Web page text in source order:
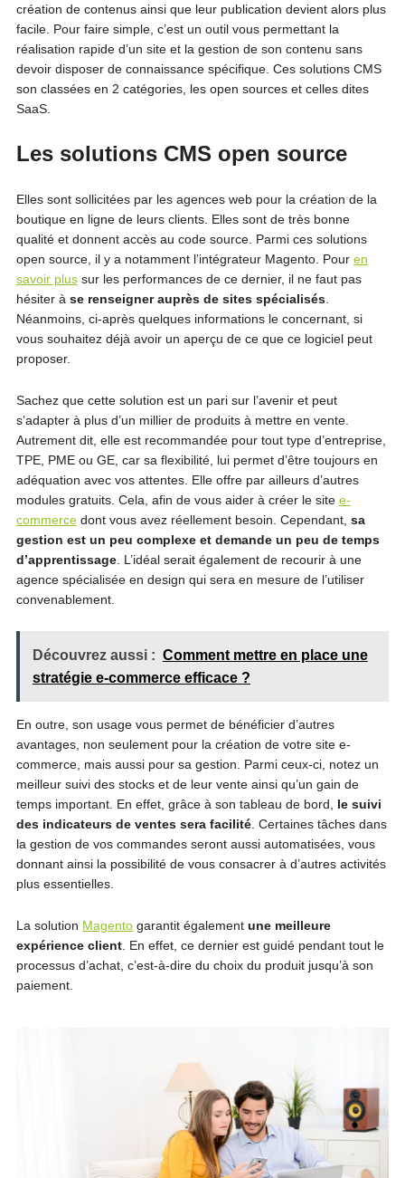
création de contenus ainsi que leur publication devient alors plus
facile. Pour faire simple, c’est un outil vous permettant la
réalisation rapide d’un site et la gestion de son contenu sans
devoir disposer de connaissance spécifique. Ces solutions CMS
son classées en 2 catégories, les open sources et celles dites
SaaS.
Les solutions CMS open source
Elles sont sollicitées par les agences web pour la création de la
boutique en ligne de leurs clients. Elles sont de très bonne
qualité et donnent accès au code source. Parmi ces solutions
open source, il y a notamment l’intégrateur Magento. Pour en
savoir plussur les performances de ce dernier, il ne faut pas
hésiter à se renseigner auprès de sites spécialisés.
Néanmoins, ci-après quelques informations le concernant, si
vous souhaitez déjà avoir un aperçu de ce que ce logiciel peut
proposer.
Sachez que cette solution est un pari sur l’avenir et peut
s’adapter à plus d’un millier de produits à mettre en vente.
Autrement dit, elle est recommandée pour tout type d’entreprise,
TPE, PME ou GE, car sa flexibilité, lui permet d’être toujours en
adéquation avec vos attentes. Elle offre par ailleurs d’autres
modules gratuits. Cela, afin de vous aider à créer le site e-
commercedont vous avez réellement besoin. Cependant, sa
gestion est un peu complexe et demande un peu de temps
d’apprentissage. L’idéal serait également de recourir à une
agence spécialisée en design qui sera en mesure de l’utiliser
convenablement.
Découvrez aussi : Comment mettre en place une
stratégie e-commerce efficace ?
En outre, son usage vous permet de bénéficier d’autres
avantages, non seulement pour la création de votre site e-
commerce, mais aussi pour sa gestion. Parmi ceux-ci, notez un
meilleur suivi des stocks et de leur vente ainsi qu’un gain de
temps important. En effet, grâce à son tableau de bord, le suivi
des indicateurs de ventes sera facilité. Certaines tâches dans
la gestion de vos commandes seront aussi automatisées, vous
donnant ainsi la possibilité de vous consacrer à d’autres activités
plus essentielles.
La solution Magentogarantit également une meilleure
expérience client. En effet, ce dernier est guidé pendant tout le
processus d’achat, c’est-à-dire du choix du produit jusqu’à son
paiement.